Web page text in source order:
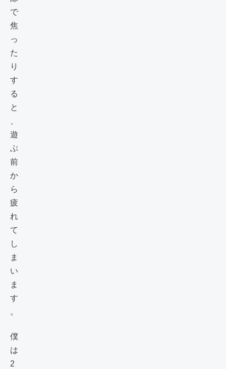
で
焦
っ
た
り
す
る
と
、
遊
ぶ
前
か
ら
疲
れ
て
し
ま
い
ま
す
。
僕
は
2